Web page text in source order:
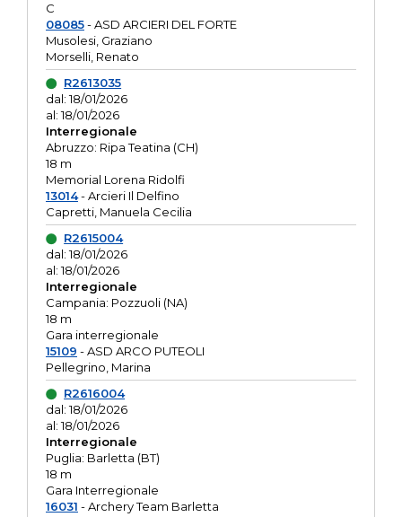
C
08085- ASD ARCIERI DEL FORTE
Musolesi, Graziano
Morselli, Renato
R2613035
dal: 18/01/2026
al: 18/01/2026
Interregionale
Abruzzo: Ripa Teatina (CH)
18 m
Memorial Lorena Ridolfi
13014- Arcieri Il Delfino
Capretti, Manuela Cecilia
R2615004
dal: 18/01/2026
al: 18/01/2026
Interregionale
Campania: Pozzuoli (NA)
18 m
Gara interregionale
15109 - ASD ARCO PUTEOLI
Pellegrino, Marina
R2616004
dal: 18/01/2026
al: 18/01/2026
Interregionale
Puglia: Barletta (BT)
18 m
Gara Interregionale
16031 - Archery Team Barletta